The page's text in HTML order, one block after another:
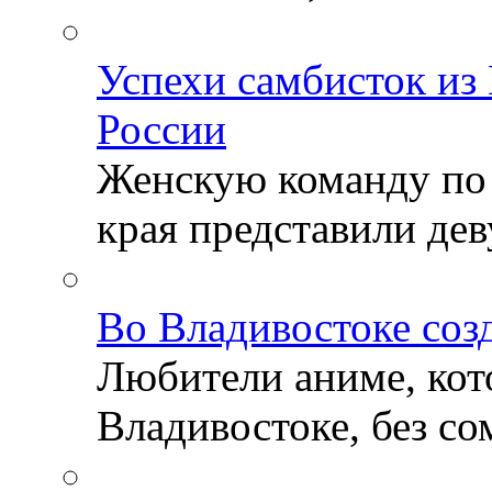
Успехи самбисток
России
Женскую команду
края представили
Во Владивостоке
Любители аниме,
Владивостоке, без